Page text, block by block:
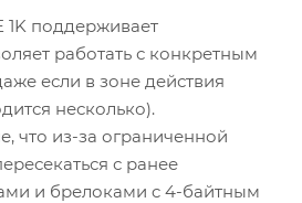
1K поддерживает
работать с конкретным
если в зоне действия
несколько).
что из-за ограниченной
с ранее
и брелоками c 4-байтным